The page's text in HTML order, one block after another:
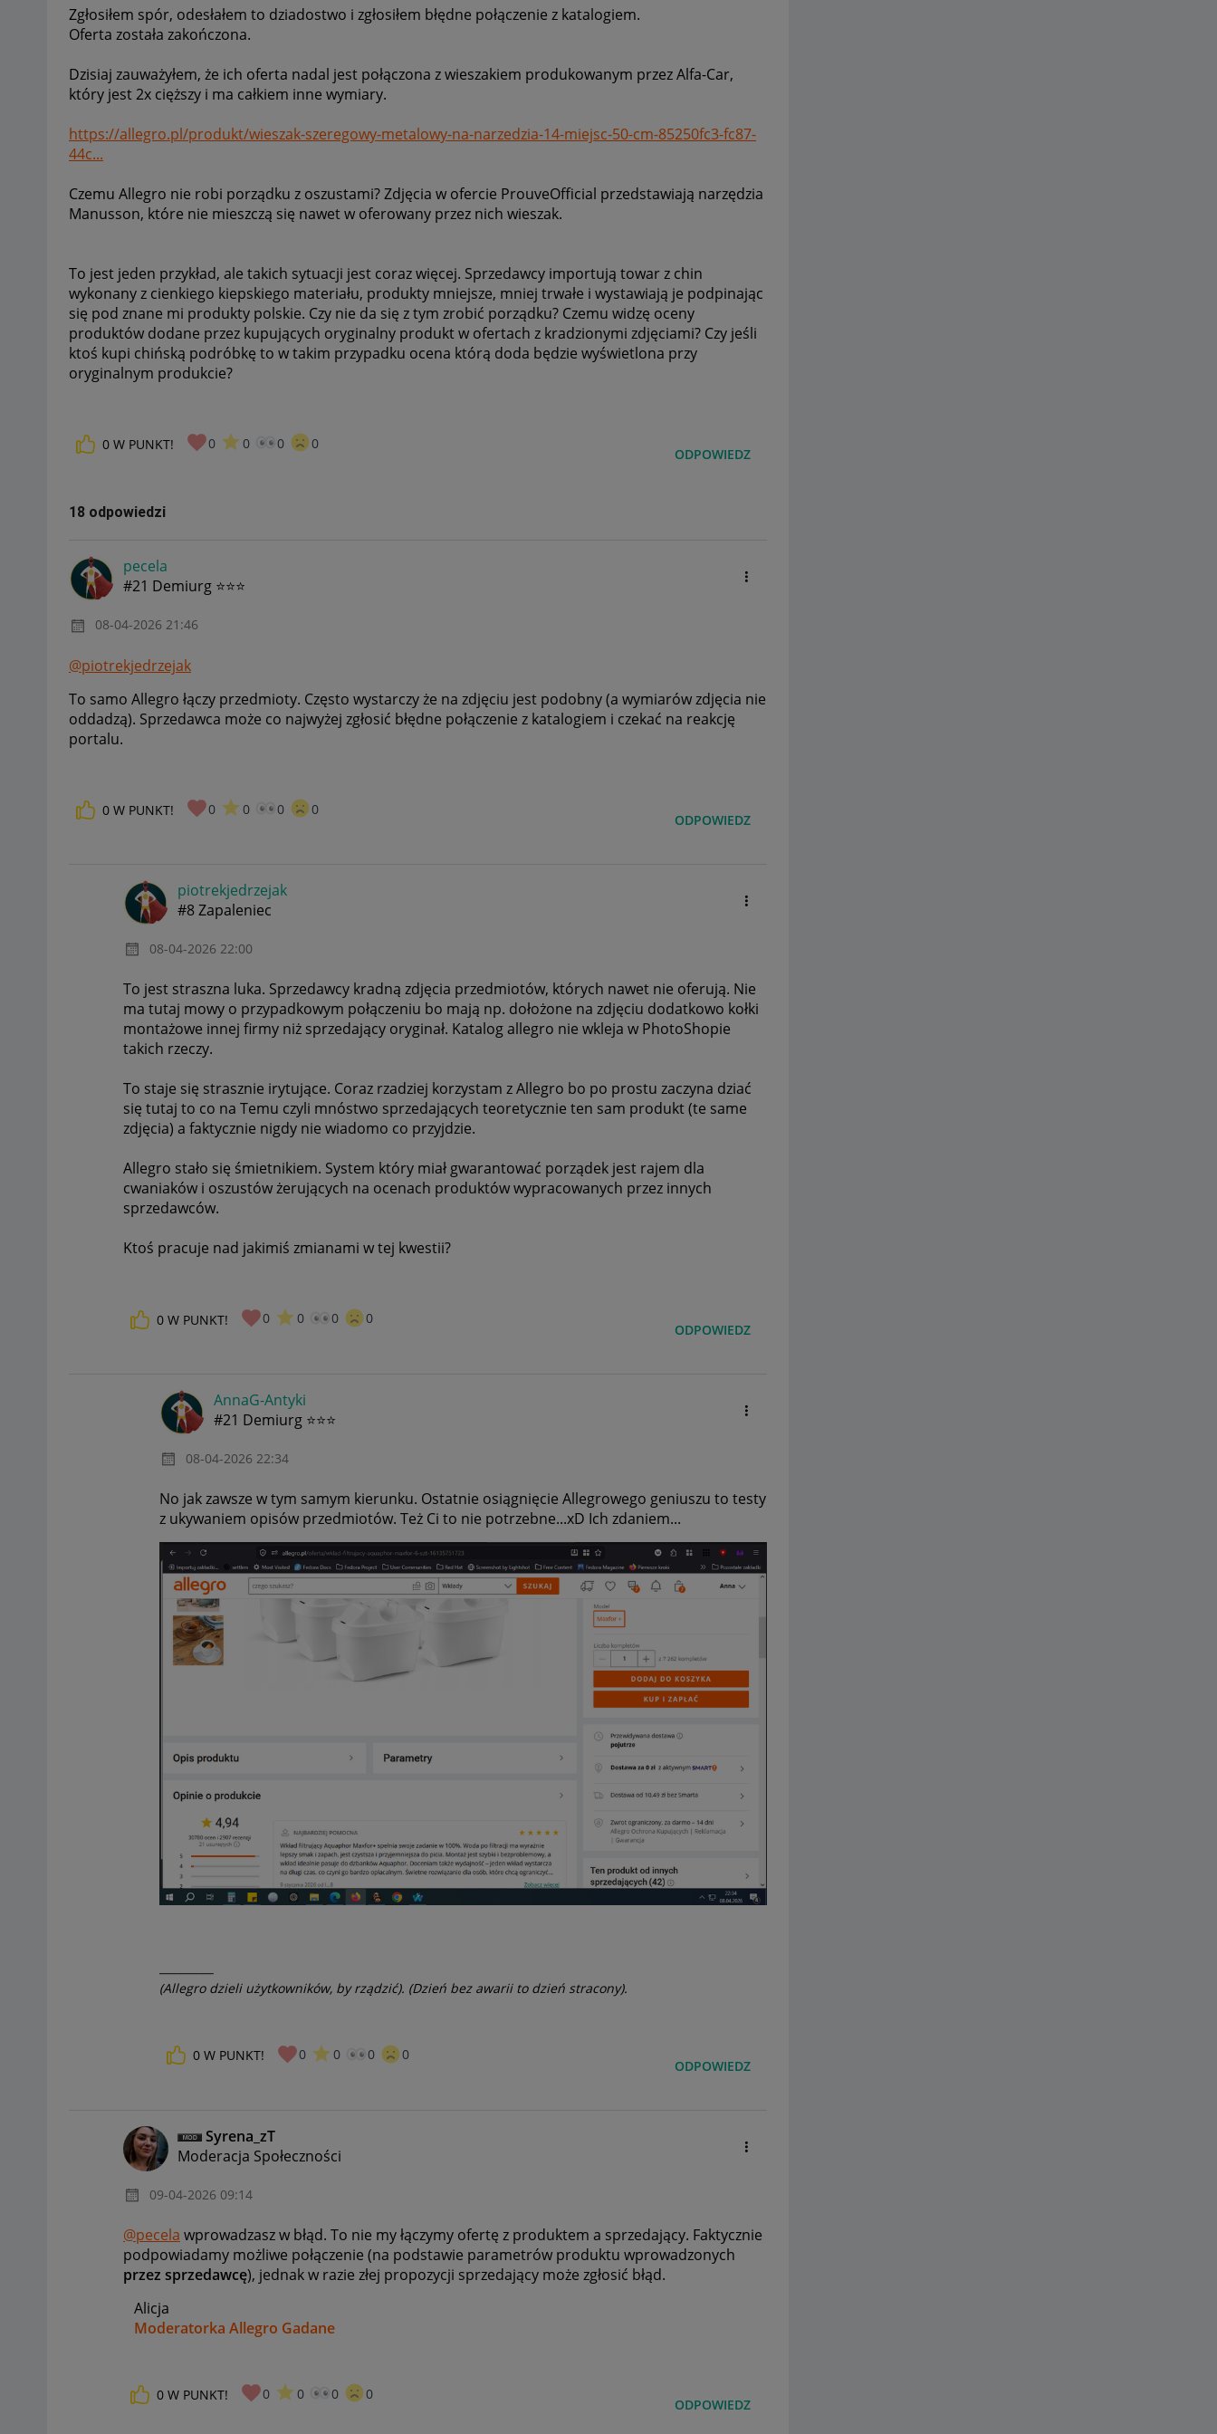
Zgłosiłem spór, odesłałem to dziadostwo i zgłosiłem błędne połączenie z katalogiem.
Oferta została zakończona.
Dzisiaj zauważyłem, że ich oferta nadal jest połączona z wieszakiem produkowanym przez Alfa-Car,
który jest 2x cięższy i ma całkiem inne wymiary.
https://allegro.pl/produkt/wieszak-szeregowy-metalowy-na-narzedzia-14-miejsc-50-cm-85250fc3-fc87-
44c...
Czemu Allegro nie robi porządku z oszustami? Zdjęcia w ofercie ProuveOfficial przedstawiają narzędzia
Manusson, które nie mieszczą się nawet w oferowany przez nich wieszak.
To jest jeden przykład, ale takich sytuacji jest coraz więcej. Sprzedawcy importują towar z chin
wykonany z cienkiego kiepskiego materiału, produkty mniejsze, mniej trwałe i wystawiają je podpinając
się pod znane mi produkty polskie. Czy nie da się z tym zrobić porządku? Czemu widzę oceny
produktów dodane przez kupujących oryginalny produkt w ofertach z kradzionymi zdjęciami? Czy jeśli
ktoś kupi chińską podróbkę to w takim przypadku ocena którą doda będzie wyświetlona przy
oryginalnym produkcie?
0 W PUNKT! 0 0 0 0
ODPOWIEDZ
18 odpowiedzi
pecela
#21 Demiurg ⭐⭐⭐
‎08-04-2026 21:46
@piotrekjedrzejak
To samo Allegro łączy przedmioty. Często wystarczy że na zdjęciu jest podobny (a wymiarów zdjęcia nie
oddadzą). Sprzedawca może co najwyżej zgłosić błędne połączenie z katalogiem i czekać na reakcję
portalu.
0 W PUNKT! 0 0 0 0
ODPOWIEDZ
piotrekjedrzejak
#8 Zapaleniec
‎08-04-2026 22:00
To jest straszna luka. Sprzedawcy kradną zdjęcia przedmiotów, których nawet nie oferują. Nie
ma tutaj mowy o przypadkowym połączeniu bo mają np. dołożone na zdjęciu dodatkowo kołki
montażowe innej firmy niż sprzedający oryginał. Katalog allegro nie wkleja w PhotoShopie
takich rzeczy.
To staje się strasznie irytujące. Coraz rzadziej korzystam z Allegro bo po prostu zaczyna dziać
się tutaj to co na Temu czyli mnóstwo sprzedających teoretycznie ten sam produkt (te same
zdjęcia) a faktycznie nigdy nie wiadomo co przyjdzie.
Allegro stało się śmietnikiem. System który miał gwarantować porządek jest rajem dla
cwaniaków i oszustów żerujących na ocenach produktów wypracowanych przez innych
sprzedawców.
Ktoś pracuje nad jakimiś zmianami w tej kwestii?
0 W PUNKT! 0 0 0 0
ODPOWIEDZ
AnnaG-Antyki
#21 Demiurg ⭐⭐⭐
‎08-04-2026 22:34
No jak zawsze w tym samym kierunku. Ostatnie osiągnięcie Allegrowego geniuszu to testy
z ukywaniem opisów przedmiotów. Też Ci to nie potrzebne...xD Ich zdaniem...
(Allegro dzieli użytkowników, by rządzić). (Dzień bez awarii to dzień stracony).
0 W PUNKT! 0 0 0 0
ODPOWIEDZ
Syrena_zT
Moderacja Społeczności
‎09-04-2026 09:14
@pecela wprowadzasz w błąd. To nie my łączymy ofertę z produktem a sprzedający. Faktycznie
podpowiadamy możliwe połączenie (na podstawie parametrów produktu wprowadzonych
przez sprzedawcę), jednak w razie złej propozycji sprzedający może zgłosić błąd.
Alicja
Moderatorka Allegro Gadane
0 W PUNKT! 0 0 0 0
ODPOWIEDZ